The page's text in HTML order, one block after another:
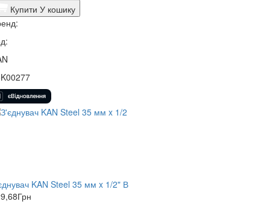
Купити У кошику
KAN Steel 35 мм x 1/2" В
Грн